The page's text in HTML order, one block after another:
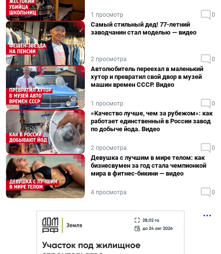
1 просмотр 0
Самый стильный дед! 77-летний
заводчанин стал моделью — видео
2 просмотра 0
Автолюбитель переехал в маленький
хутор и превратил свой двор в музей
машин времен СССР. Видео
1 просмотр 0
«Качество лучше, чем за рубежом»: как
работает единственный в России завод
по добыче йода. Видео
2 просмотра 0
Девушка с лучшим в мире телом: как
бизнесвумен за год стала чемпионкой
мира в фитнес-бикини — видео
4 просмотра 0